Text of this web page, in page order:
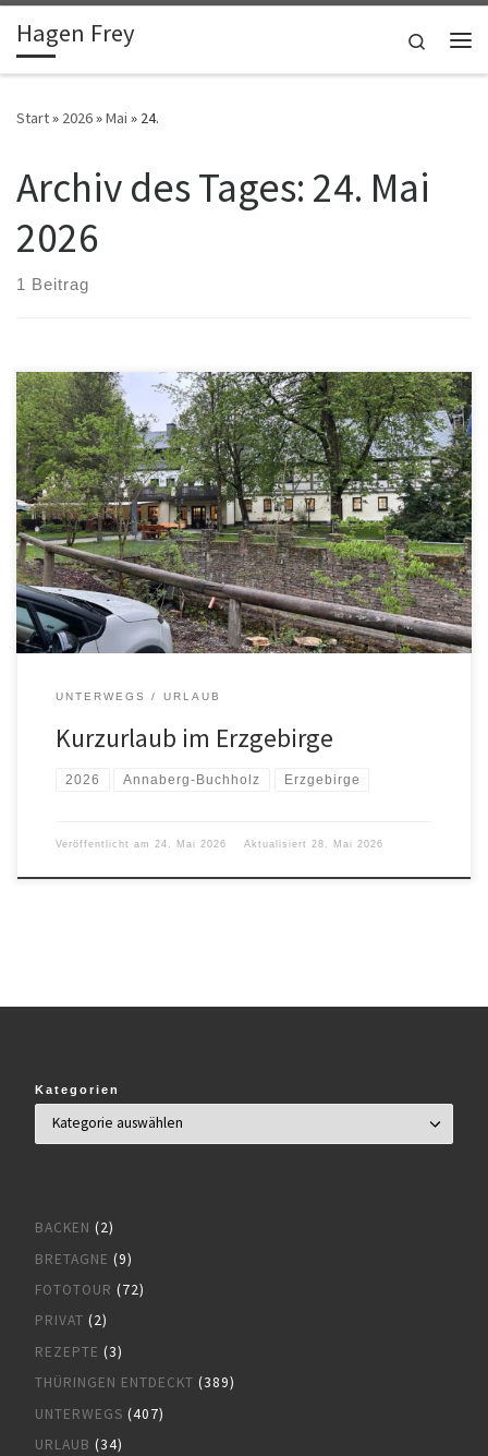
Zum Inhalt springen
Hagen Frey
Search
Start» 2026»Mai » 24.
Archiv des Tages: 24. Mai
2026
1 Beitrag
Anlässlich eines Klassentreffens waren wir vom 5. bis zum 9. Mai
2026 im Erzgebirge unterwegs. Auf dem Hinweg machten wir
Station in Oelsnitz/Vogtl. Nach Mittagsimbiss und Stadtbummel ging
es weiter über Morgenröthe-Rautenkranz und Talsperre
Eibenstock zum Hotel am Sauwald zwischen Tannenberg und
Annaberg/Buchholz. Am Abend gab es noch einen kleinen […]
UNTERWEGS URLAUB
Kurzurlaub im Erzgebirge
2026 Annaberg-Buchholz Erzgebirge
Veröffentlicht am 24. Mai 2026 Aktualisiert 28. Mai 2026
Kategorien
BACKEN (2)
BRETAGNE (9)
FOTOTOUR (72)
PRIVAT (2)
REZEPTE (3)
THÜRINGEN ENTDECKT (389)
UNTERWEGS (407)
URLAUB (34)